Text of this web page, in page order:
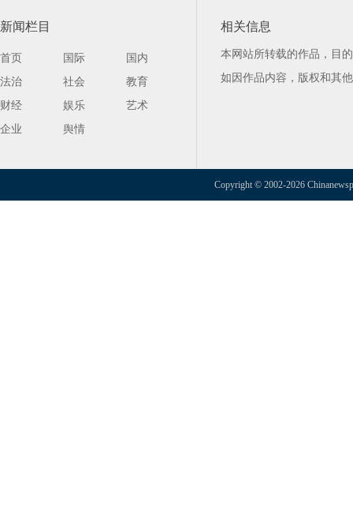
新闻栏目
首页 国际
国内
法治
社会
教育
财经
娱乐
艺术
企业
舆情
相关信息
本网站所转载的作品，目
如因作品内容，版权和其
Copyright © 2002-2026